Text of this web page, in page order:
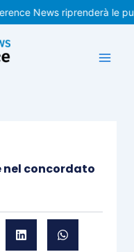
News riprenderà le
nel concordato